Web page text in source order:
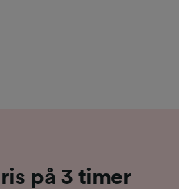
på 3 timer